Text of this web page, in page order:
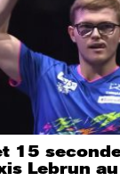
15
Lebrun